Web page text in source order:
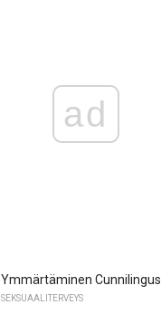
ad
Ymmärtäminen Cunnilingus
SEKSUAALITERVEYS